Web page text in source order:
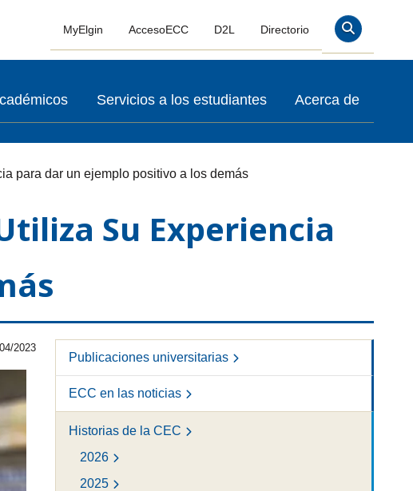
MyElgin AccesoECC D2L Directorio Buscar En
Servicios a los estudiantes Acerca de
para dar un ejemplo positivo a los demás
Su Experiencia
2023
Publicaciones universitarias
ECC en las noticias
Historias de la CEC
2026
2025